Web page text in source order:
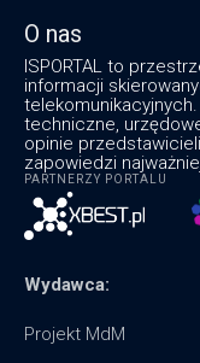
O nas
ISPORTAL to
informacji
techniczne,
opinie
zapowiedzi
PARTNERZY PORTALU
Wydawca:
Projekt MdM